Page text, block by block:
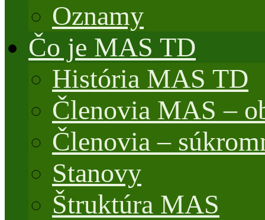
Oznamy
Čo je MAS TD
História MAS TD
Členovia MAS –
Členovia –
Stanovy
Štruktúra MAS